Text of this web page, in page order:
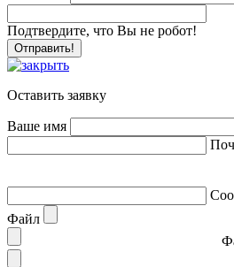
Подтвердите, что Вы не робот!
Оставить заявку
Ваше имя
Файл